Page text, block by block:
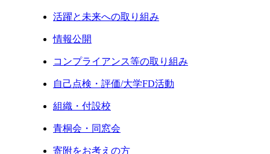
活躍と未来への取り組み
情報公開
コンプライアンス等の取り組み
自己点検・評価/大学FD活動
組織・付設校
青桐会・同窓会
寄附をお考えの方